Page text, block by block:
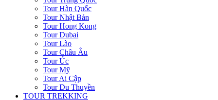
Tour Hàn Quốc
Tour Nhật Bản
Tour Hong Kong
Tour Dubai
Tour Lào
Tour Châu Âu
Tour Úc
Tour Mỹ
Tour Ai Cập
Tour Du Thuyền
TOUR TREKKING